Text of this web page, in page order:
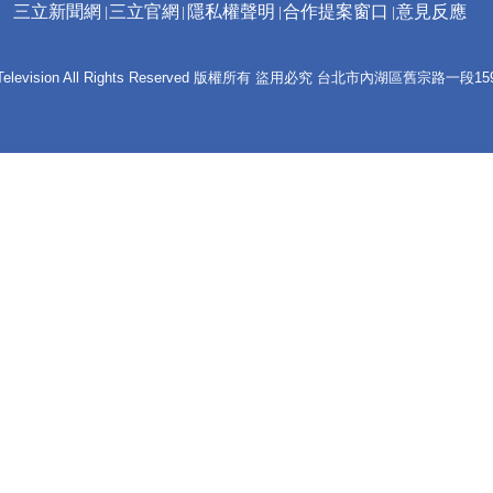
三立新聞網 三立官網 隱私權聲明 合作提案窗口 意見反應
All Rights Reserved 版權所有 盜用必究 台北市內湖區舊宗路一段